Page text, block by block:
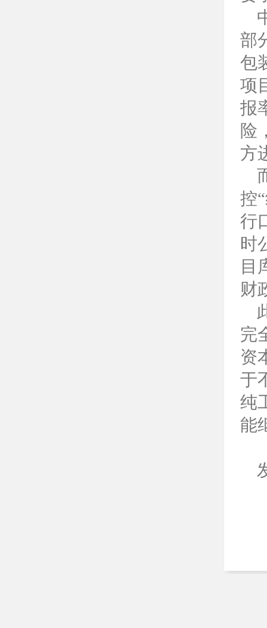
部
包
项
报
险
方
控
行
时
目
财
完
资
于
纯
能